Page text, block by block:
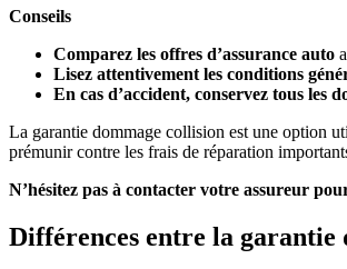
Conseils
Comparez les offres d’assurance auto
Lisez attentivement les conditions
En cas d’accident, conservez tous les
La garantie dommage collision est une option
prémunir contre les frais de réparation
N’hésitez pas à contacter votre assureur
Différences entre la garantie